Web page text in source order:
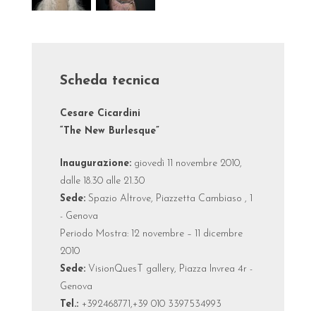
Scheda tecnica
Cesare Cicardini
“The New Burlesque”
Inaugurazione:giovedì 11 novembre 2010,
dalle 18.30 alle 21.30
Sede:Spazio Altrove, Piazzetta Cambiaso , 1
- Genova
Periodo Mostra: 12 novembre – 11 dicembre
2010
Sede:VisionQuesT gallery, Piazza Invrea 4r -
Genova
Tel.: +392468771,+39 010 3397534993